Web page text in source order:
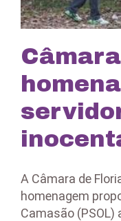
A Câmara de
homenagem
Camasão (PSOL)